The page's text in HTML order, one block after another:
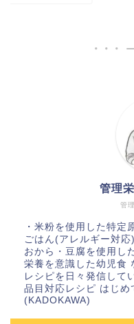
管
管理
・米粉を使用した特定
ごはん(アレルギー対
おから・豆腐を使用し
栄養を意識した幼児食
レシピを日々発信して
品目対応レシピ はじめ
(KADOKAWA)